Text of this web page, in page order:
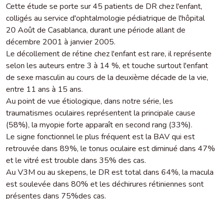
Cette étude se porte sur 45 patients de DR chez l'enfant,
colligés au service d'ophtalmologie pédiatrique de l'hôpital
20 Août de Casablanca, durant une période allant de
décembre 2001 à janvier 2005.
Le décollement de rétine chez l'enfant est rare, il représente
selon les auteurs entre 3 à 14 %, et touche surtout l'enfant
de sexe masculin au cours de la deuxième décade de la vie,
entre 11 ans à 15 ans.
Au point de vue étiologique, dans notre série, les
traumatismes oculaires représentent la principale cause
(58%), la myopie forte apparaît en second rang (33%).
Le signe fonctionnel le plus fréquent est la BAV qui est
retrouvée dans 89%, le tonus oculaire est diminué dans 47%
et le vitré est trouble dans 35% des cas.
Au V3M ou au skepens, le DR est total dans 64%, la macula
est soulevée dans 80% et les déchirures rétiniennes sont
présentes dans 75%des cas.